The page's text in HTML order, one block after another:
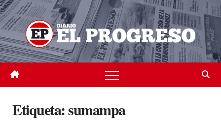
Skip
to
content
Etiqueta:sumampa